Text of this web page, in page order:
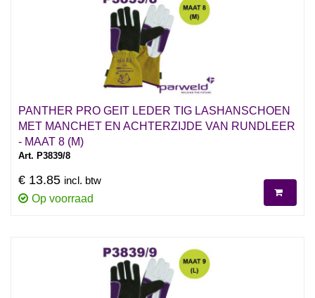
PANTHER PRO GEIT LEDER TIG LASHANSCHOEN
MET MANCHET EN ACHTERZIJDE VAN RUNDLEER
- MAAT 8 (M)
Art. P3839/8
€ 13.85 incl. btw
Op voorraad